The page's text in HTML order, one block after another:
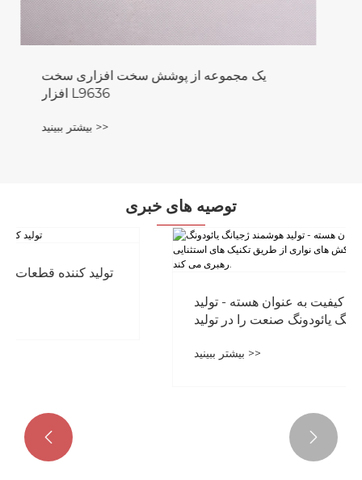
توصیه های خبری
ساخت نفیس، کیفیت به عنوان هسته - تولید
هوشمند ژجیانگ یائودونگ صنعت را در تولید
 